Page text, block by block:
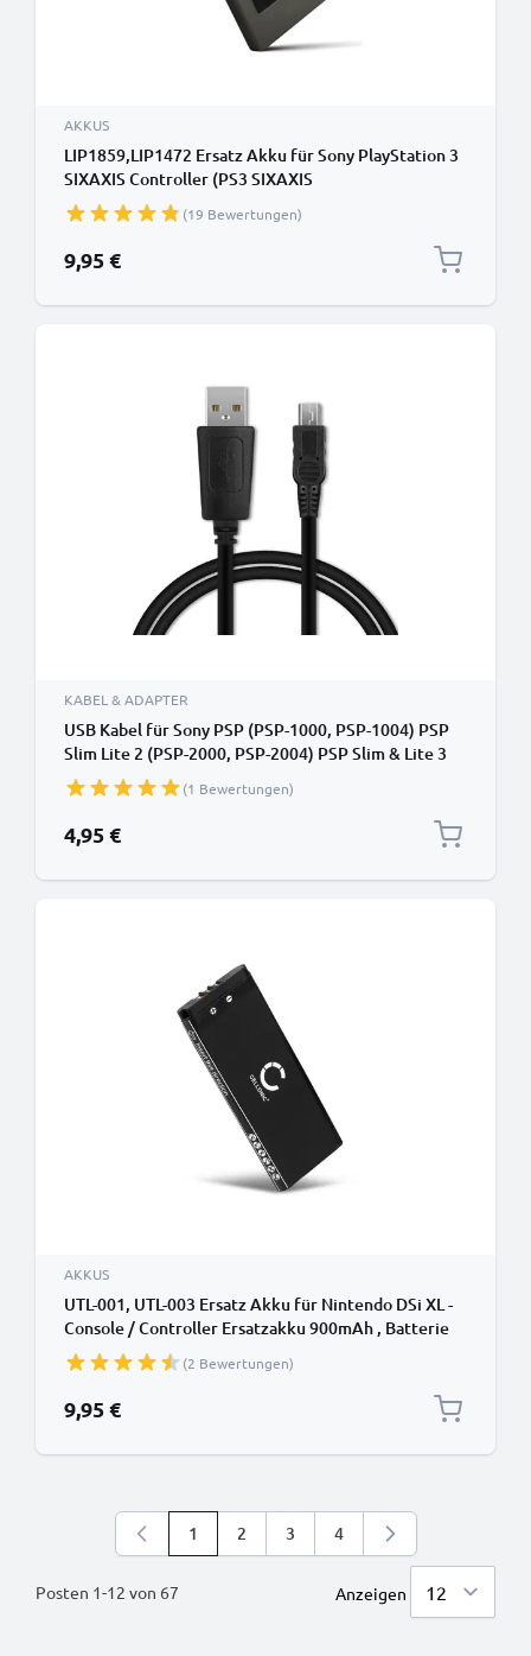
AKKUS
LIP1859,LIP1472 Ersatz Akku für Sony PlayStation 3
SIXAXIS Controller (PS3 SIXAXIS
CECHZC1E,CECHZC1H,CECHZC1J,CECHZC1U) -
Console / Controller Ersatzakku 650mAh , Batterie
(19 Bewertungen)
9,95 €
KABEL & ADAPTER
USB Kabel für Sony PSP (PSP-1000, PSP-1004) PSP
Slim Lite 2 (PSP-2000, PSP-2004) PSP Slim & Lite 3
(PSP-3004) PSP Street (PSP E1004) - Ladekabel 1m
1A PVC Datenkabel schwarz
(1 Bewertungen)
4,95 €
AKKUS
UTL-001, UTL-003 Ersatz Akku für Nintendo DSi XL -
Console / Controller Ersatzakku 900mAh , Batterie
(2 Bewertungen)
9,95 €
Posten 1-12 von 67
Sie lesen gerade die Seite
1 Seite
2 Seite
3 Seite
4
Anzeigen